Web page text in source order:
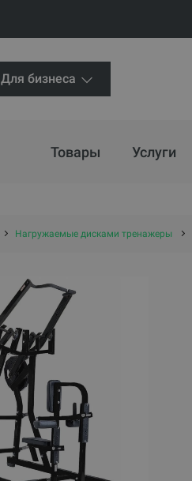
Для бизнеса
Товары Услуги
Нагружаемые дисками тренажеры